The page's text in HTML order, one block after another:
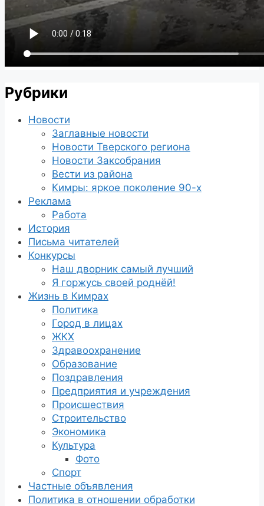
Рубрики
Новости
Заглавные новости
Новости Тверского региона
Новости Заксобрания
Вести из района
Кимры: яркое поколение 90-х
Реклама
Работа
История
Письма читателей
Конкурсы
Наш дворник самый лучший
Я горжусь своей роднёй!
Жизнь в Кимрах
Политика
Город в лицах
ЖКХ
Здравоохранение
Образование
Поздравления
Предприятия и учреждения
Происшествия
Строительство
Экономика
Культура
Фото
Спорт
Частные объявления
Политика в отношении обработки